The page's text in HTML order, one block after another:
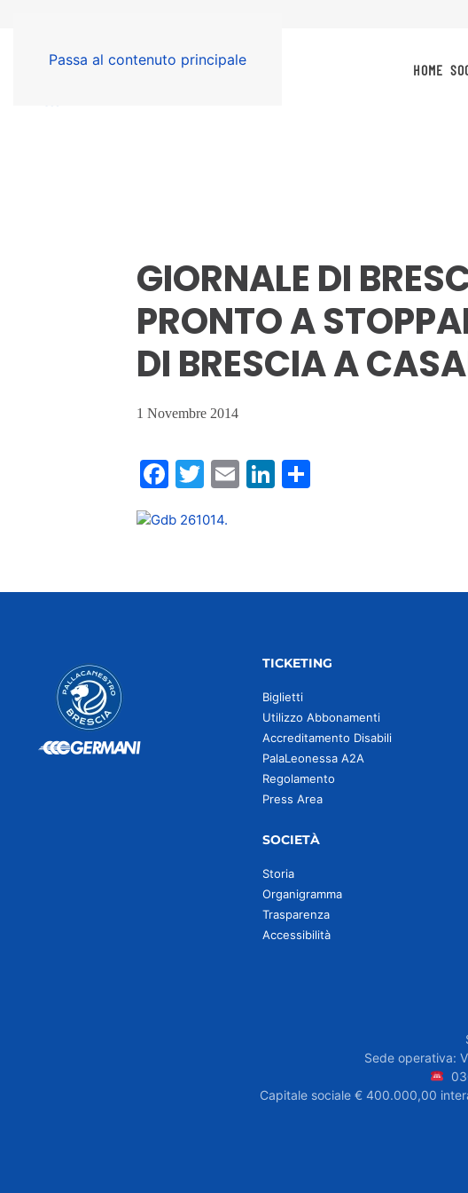
Passa al contenuto principale
HOME
GIORNALE DI
PRONTO A
DI BRESCIA A
1 Novembre 2014
Facebook
Twitter
EmailLinkedIn
TICKETING
Biglietti
Utilizzo Abbonamenti
Accreditamento Disabili
PalaLeonessa A2A
Regolamento
Press Area
SOCIETÀ
Storia
Organigramma
Trasparenza
Accessibilità
Sede operativa:
Capitale sociale € 400.000,00